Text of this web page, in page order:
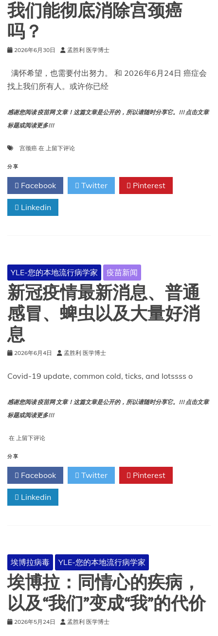
我们能彻底消除宫颈癌
吗？
2026年6月30日 孟胜利 医学博士
满怀希望，也需要付出努力。 和 2026年6月24日 癌症会
找上我们所有人。或许你已经
感谢您阅读 疫苗网 文章！这篇文章是公开的，所以请随时分享它。!!! 点击文章
标题或阅读更多!!!
宫颈癌 在 我
彻
底
消
除
宫
上留下评论
分享
Facebook Twitter Pinterest
Linkedin
YLE-您的本地流行病学家 疫苗新闻
新冠疫情最新消息、普通
感冒、蜱虫以及大量好消
息
2026年6月4日 孟胜利 医学博士
Covid-19 update, common cold, ticks, and lotssss o
感谢您阅读 疫苗网 文章！这篇文章是公开的，所以请随时分享它。!!! 点击文章
标题或阅读更多!!!
在 新
疫
情
最
新
消
息、
蜱
虫
以
及
大
量
好
消
上留下评论
分享
Facebook Twitter Pinterest
Linkedin
埃博拉病毒 YLE-您的本地流行病学家
埃博拉：同情心的疾病，
以及“我们”变成“我”的代价
2026年5月24日 孟胜利 医学博士